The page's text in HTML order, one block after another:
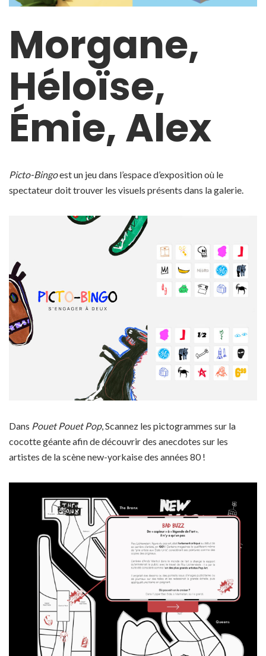
Morgane,
Héloïse,
Émie, Alex
Picto-Bingoest un jeudans l’espace d’exposition où le
spectateur doit trouver les visuels présents dans la galerie.
Dans Pouet Pouet Pop, Scannez les pictogrammes sur la
cocotte géante afin de découvrir des anecdotes sur les
artistes de la scène new-yorkaise des années 80 !